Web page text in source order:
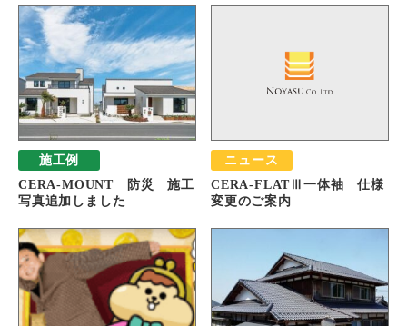
施工例
CERA-MOUNT 防災 施工
写真追加しました
ニュース
CERA-FLATⅢ一体袖 仕様
変更のご案内